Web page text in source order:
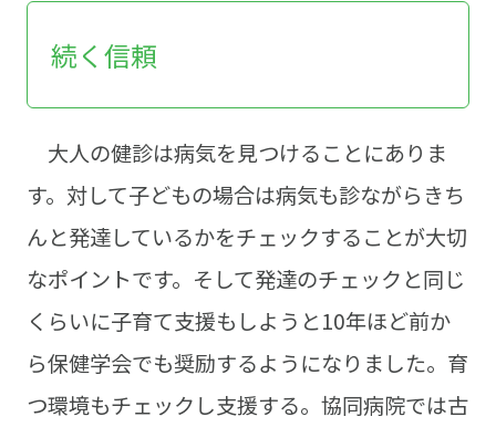
続く信頼
大人の健診は病気を見つけることにありま
す。対して子どもの場合は病気も診ながらきち
んと発達しているかをチェックすることが大切
なポイントです。そして発達のチェックと同じ
くらいに子育て支援もしようと10年ほど前か
ら保健学会でも奨励するようになりました。育
つ環境もチェックし支援する。協同病院では古